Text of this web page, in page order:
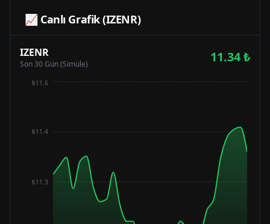
📈 Canlı Grafik (IZENR)
IZENR
Son 30 Gün (Simüle) 11.34₺
₺11.3
₺11.4
₺11.6